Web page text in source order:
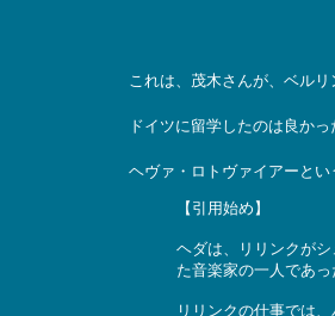
これは、茂木さんが、ベル
ドイツに留学したのは良か
ヘヴァ・ロトヴァイアーと
【引用始め】
ヘダは、リリンクが
た音楽家の一人であっ
リリンクの仕事では